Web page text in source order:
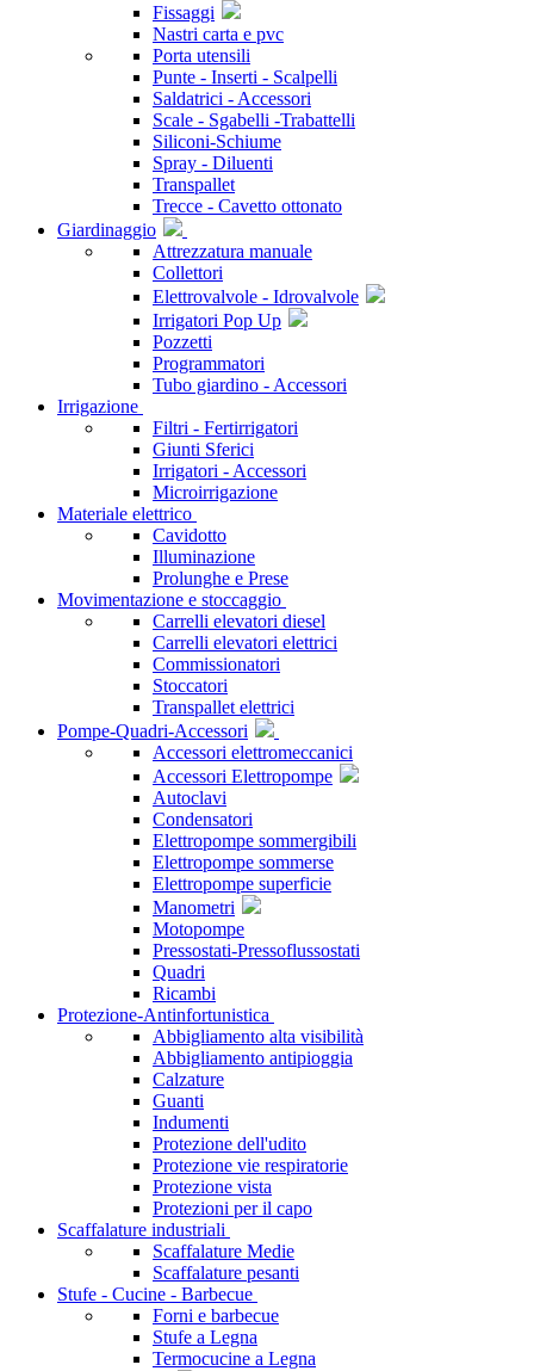
Fissaggi
Nastri carta e pvc
Porta utensili
Punte - Inserti - Scalpelli
Saldatrici - Accessori
Scale - Sgabelli -Trabattelli
Siliconi-Schiume
Spray - Diluenti
Transpallet
Trecce - Cavetto ottonato
Giardinaggio
Attrezzatura manuale
Collettori
Elettrovalvole - Idrovalvole
Irrigatori Pop Up
Pozzetti
Programmatori
Tubo giardino - Accessori
Irrigazione
Filtri - Fertirrigatori
Giunti Sferici
Irrigatori - Accessori
Microirrigazione
Materiale elettrico
Cavidotto
Illuminazione
Prolunghe e Prese
Movimentazione e stoccaggio
Carrelli elevatori diesel
Carrelli elevatori elettrici
Commissionatori
Stoccatori
Transpallet elettrici
Pompe-Quadri-Accessori
Accessori elettromeccanici
Accessori Elettropompe
Autoclavi
Condensatori
Elettropompe sommergibili
Elettropompe sommerse
Elettropompe superficie
Manometri
Motopompe
Pressostati-Pressoflussostati
Quadri
Ricambi
Protezione-Antinfortunistica
Abbigliamento alta visibilità
Abbigliamento antipioggia
Calzature
Guanti
Indumenti
Protezione dell'udito
Protezione vie respiratorie
Protezione vista
Protezioni per il capo
Scaffalature industriali
Scaffalature Medie
Scaffalature pesanti
Stufe - Cucine - Barbecue
Forni e barbecue
Stufe a Legna
Termocucine a Legna